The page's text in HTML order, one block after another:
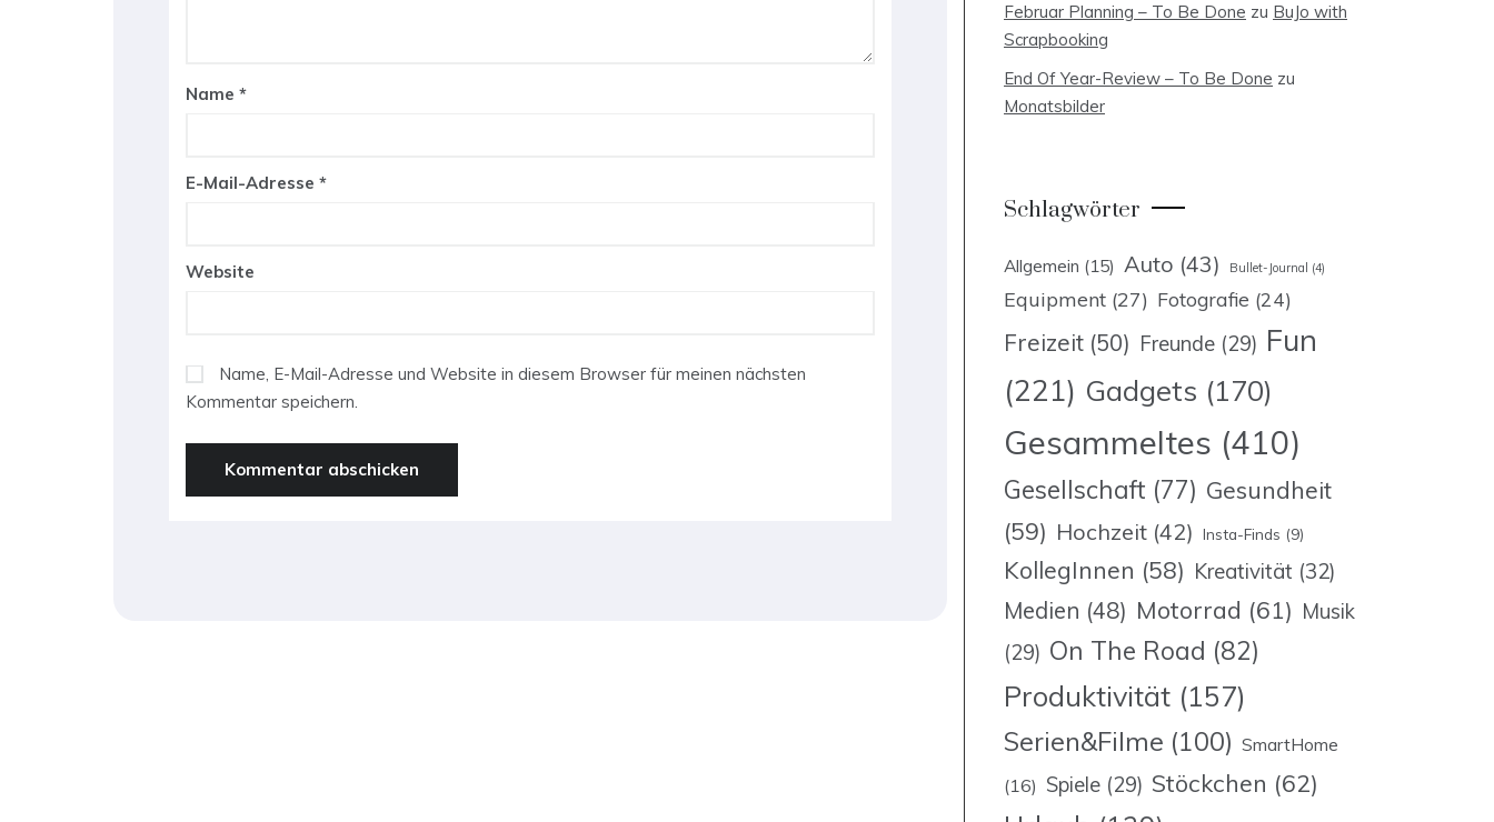
Name *
E-Mail-Adresse *
Website
Name, E-Mail-Adresse und Website in diesem Browser für meinen nächsten
Kommentar speichern.
Februar Planning – To Be Done zu BuJo with
Scrapbooking
End Of Year-Review – To Be Done zu
Monatsbilder
Schlagwörter
Allgemein (15) Auto (43) Bullet-Journal (4)
Equipment (27) Fotografie (24)
Freizeit (50) Freunde (29) Fun
(221) Gadgets (170)
Gesammeltes (410)
Gesellschaft (77) Gesundheit
(59) Hochzeit (42) Insta-Finds (9)
KollegInnen (58) Kreativität (32)
Medien (48) Motorrad (61) Musik
(29) On The Road (82)
Produktivität (157)
Serien&Filme (100) SmartHome
(16) Spiele (29) Stöckchen (62)